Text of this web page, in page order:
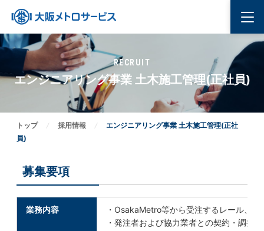
RECRUIT
エンジニアリング事業 土木施工管理(正社員)
トップ 採用情報
エンジニアリング事業 土木施工管理(正社
員)
募集要項
業務内容 ・ OsakaMetro等から受注するレール、
・ 発注者および協力業者との契約・調整